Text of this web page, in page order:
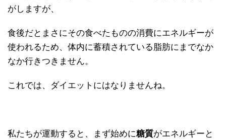
がしますが、
食後だとまさにその食べたものの消費にエネルギーが
使われるため、体内に蓄積されている脂肪にまでなか
なか行きつきません。
これでは、ダイエットにはなりませんね。
私たちが運動すると、まず始めに糖質がエネルギーと